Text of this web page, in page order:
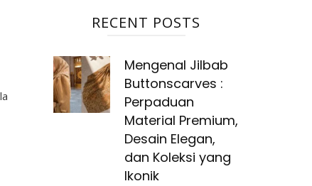
RECENT POSTS
Mengenal Jilbab
Buttonscarves :
Perpaduan
Material Premium,
Desain Elegan,
dan Koleksi yang
Ikonik